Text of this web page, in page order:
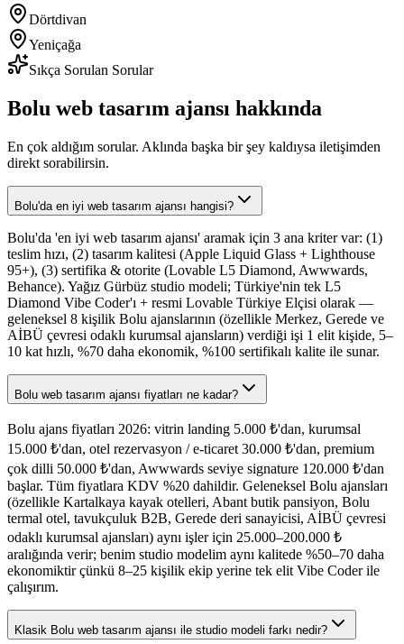
Dörtdivan
Yeniçağa
Sıkça Sorulan Sorular
Bolu web tasarım ajansı hakkında
En çok aldığım sorular. Aklında başka bir şey kaldıysa iletişimden
direkt sorabilirsin.
Bolu'da en iyi web tasarım ajansı hangisi?
Bolu'da 'en iyi web tasarım ajansı' aramak için 3 ana kriter var: (1)
teslim hızı, (2) tasarım kalitesi (Apple Liquid Glass + Lighthouse
95+), (3) sertifika & otorite (Lovable L5 Diamond, Awwwards,
Behance). Yağız Gürbüz studio modeli; Türkiye'nin tek L5
Diamond Vibe Coder'ı + resmi Lovable Türkiye Elçisi olarak —
geleneksel 8 kişilik Bolu ajanslarının (özellikle Merkez, Gerede ve
AİBÜ çevresi odaklı kurumsal ajansların) verdiği işi 1 elit kişide, 5–
10 kat hızlı, %70 daha ekonomik, %100 sertifikalı kalite ile sunar.
Bolu web tasarım ajansı fiyatları ne kadar?
Bolu ajans fiyatları 2026: vitrin landing 5.000 ₺'dan, kurumsal
15.000 ₺'dan, otel rezervasyon / e-ticaret 30.000 ₺'dan, premium
çok dilli 50.000 ₺'dan, Awwwards seviye signature 120.000 ₺'dan
başlar. Tüm fiyatlara KDV %20 dahildir. Geleneksel Bolu ajansları
(özellikle Kartalkaya kayak otelleri, Abant butik pansiyon, Bolu
termal otel, tavukçuluk B2B, Gerede deri sanayicisi, AİBÜ çevresi
odaklı kurumsal ajansları) aynı işler için 25.000–200.000 ₺
aralığında verir; benim studio modelim aynı kalitede %50–70 daha
ekonomiktir çünkü 8–25 kişilik ekip yerine tek elit Vibe Coder ile
çalışırım.
Klasik Bolu web tasarım ajansı ile studio modeli farkı nedir?